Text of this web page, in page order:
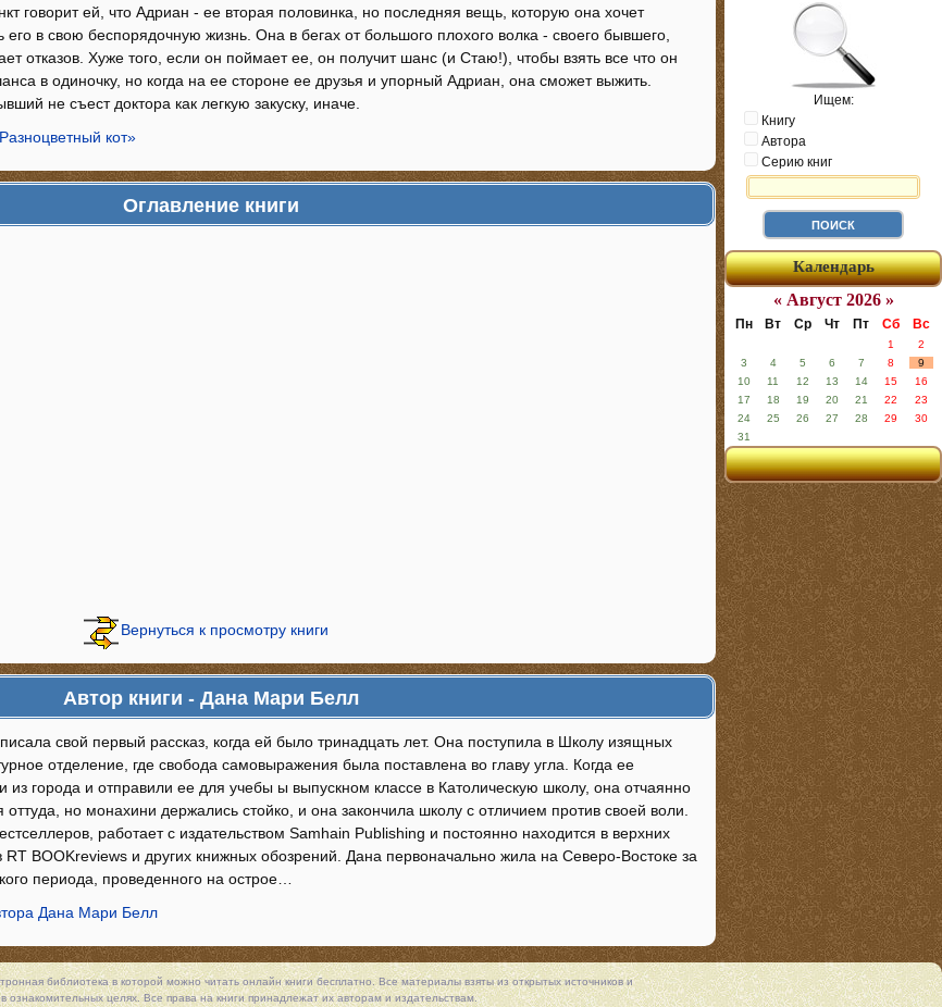
говорит ей, что Адриан - ее вторая половинка, но последняя вещь, которую она хочет
его в свою беспорядочную жизнь. Она в бегах от большого плохого волка - своего бывшего,
отказов. Хуже того, если он поймает ее, он получит шанс (и Стаю!), чтобы взять все что он
в одиночку, но когда на ее стороне ее друзья и упорный Адриан, она сможет выжить.
не съест доктора как легкую закуску, иначе.
кот»
Оглавление книги
Вернуться к просмотру книги
Автор книги - Дана Мари Белл
свой первый рассказ, когда ей было тринадцать лет. Она поступила в Школу изящных
отделение, где свобода самовыражения была поставлена во главу угла. Когда ее
из города и отправили ее для учебы ы выпускном классе в Католическую школу, она отчаянно
оттуда, но монахини держались стойко, и она закончила школу с отличием против своей воли.
работает с издательством Samhain Publishing и постоянно находится в верхних
RT BOOKreviews и других книжных обозрений. Дана первоначально жила на Северо-Востоке за
периода, проведенного на острое…
Дана Мари Белл
Ищем:
Книгу
Автора
Серию книг
Календарь
« Август 2026 »
Пн Вт Ср Чт Пт Сб Вс
1
2
3
4 5 6 7 8
9
10
11 12 13 14 15
16
17
18 19 20 21 22
23
24
25 26 27 28 29
30
31
библиотека в которой можночитать онлайн книгибесплатно. Все материалы взяты из открытых источников и
ознакомительных целях. Все права на книги принадлежат их авторам и издательствам.